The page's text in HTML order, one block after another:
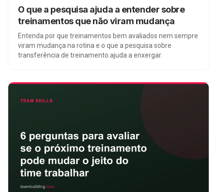
O que a pesquisa ajuda a entender sobre
treinamentos que não viram mudança
Entenda por que treinamentos bem avaliados nem sempre
viram mudança na rotina e o que a pesquisa sobre
transferência de treinamento ajuda a enxergar.